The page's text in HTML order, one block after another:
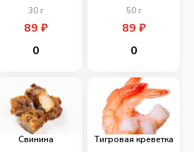
30г
89 ₽
0
50г
89 ₽
0
Свинина Тигровая креветка